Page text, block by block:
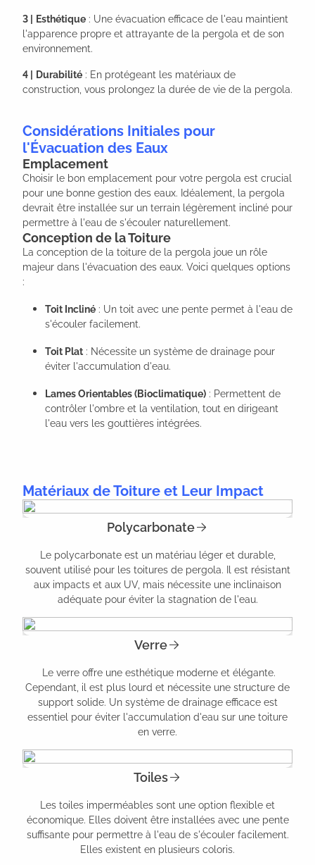
3 | Esthétique : Une évacuation efficace de l'eau maintient
l'apparence propre et attrayante de la pergola et de son
environnement.
4 | Durabilité : En protégeant les matériaux de
construction, vous prolongez la durée de vie de la pergola.
Considérations Initiales pour
l'Évacuation des Eaux
Emplacement
Choisir le bon emplacement pour votre pergola est crucial
pour une bonne gestion des eaux. Idéalement, la pergola
devrait être installée sur un terrain légèrement incliné pour
permettre à l'eau de s'écouler naturellement.
Conception de la Toiture
La conception de la toiture de la pergola joue un rôle
majeur dans l'évacuation des eaux. Voici quelques options
:
Toit Incliné : Un toit avec une pente permet à l'eau de
s'écouler facilement.
Toit Plat : Nécessite un système de drainage pour
éviter l'accumulation d'eau.
Lames Orientables (Bioclimatique) : Permettent de
contrôler l'ombre et la ventilation, tout en dirigeant
l'eau vers les gouttières intégrées.
Matériaux de Toiture et Leur Impact
Polycarbonate
Le polycarbonate est un matériau léger et durable,
souvent utilisé pour les toitures de pergola. Il est résistant
aux impacts et aux UV, mais nécessite une inclinaison
adéquate pour éviter la stagnation de l'eau.
Verre
Le verre offre une esthétique moderne et élégante.
Cependant, il est plus lourd et nécessite une structure de
support solide. Un système de drainage efficace est
essentiel pour éviter l'accumulation d'eau sur une toiture
en verre.
Toiles
Les toiles imperméables sont une option flexible et
économique. Elles doivent être installées avec une pente
suffisante pour permettre à l'eau de s'écouler facilement.
Elles existent en plusieurs coloris.